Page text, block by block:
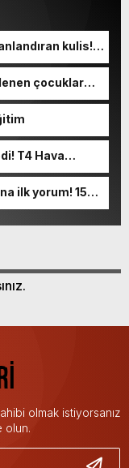
kulis!
çocuklar
T4 Hava
ilk yorum! 15
olmak istiyorsanız
olun.